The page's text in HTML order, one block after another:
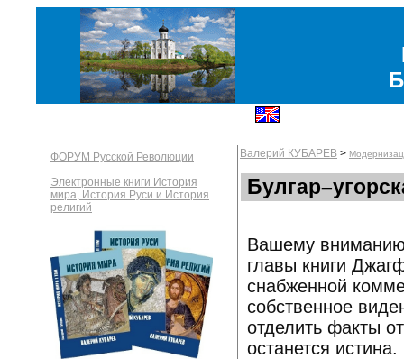
ФОРУМ Русской Революции
Электронные книги История
мира, История Руси и История
религий
Валерий КУБАРЕВ >
Вашему
главы книги
снабженной
собственное
отделить факты
останется истина.